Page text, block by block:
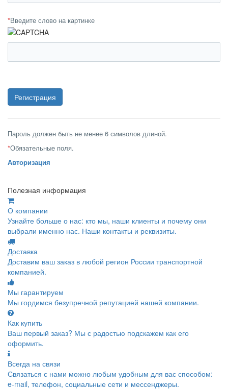
*Введите слово на картинке
Пароль должен быть не менее 6 символов длиной.
*Обязательные поля.
Авторизация
Полезная информация
О компании
Узнайте больше о нас: кто мы, наши клиенты и почему они
выбрали именно нас. Наши контакты и реквизиты.
Доставка
Доставим ваш заказ в любой регион России транспортной
компанией.
Мы гарантируем
Мы гордимся безупречной репутацией нашей компании.
Как купить
Ваш первый заказ? Мы с радостью подскажем как его
оформить.
Всегда на связи
Связаться с нами можно любым удобным для вас способом:
e-mail, телефон, социальные сети и мессенджеры.